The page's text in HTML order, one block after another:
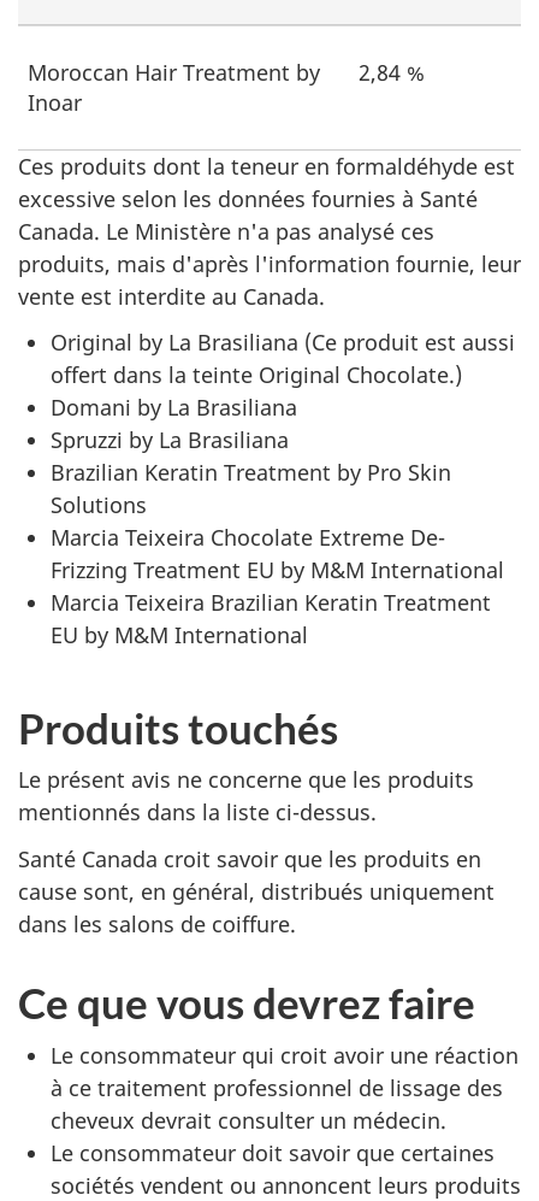
Moroccan Hair Treatment by
Inoar
2,84 %
Ces produits dont la teneur en formaldéhyde est
excessive selon les données fournies à Santé
Canada. Le Ministère n'a pas analysé ces
produits, mais d'après l'information fournie, leur
vente est interdite au Canada.
Original by La Brasiliana (Ce produit est aussi
offert dans la teinte Original Chocolate.)
Domani by La Brasiliana
Spruzzi by La Brasiliana
Brazilian Keratin Treatment by Pro Skin
Solutions
Marcia Teixeira Chocolate Extreme De-
Frizzing Treatment EU by M&M International
Marcia Teixeira Brazilian Keratin Treatment
EU by M&M International
Produits touchés
Le présent avis ne concerne que les produits
mentionnés dans la liste ci-dessus.
Santé Canada croit savoir que les produits en
cause sont, en général, distribués uniquement
dans les salons de coiffure.
Ce que vous devrez faire
Le consommateur qui croit avoir une réaction
à ce traitement professionnel de lissage des
cheveux devrait consulter un médecin.
Le consommateur doit savoir que certaines
sociétés vendent ou annoncent leurs produits